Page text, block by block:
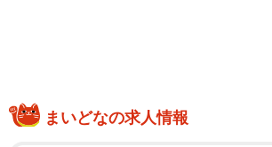
まいどなの求人情報